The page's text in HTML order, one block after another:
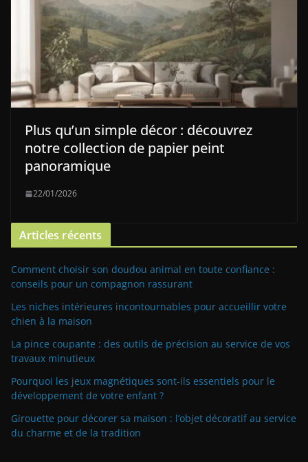
Plus qu’un simple décor : découvrez
notre collection de papier peint
panoramique
22/01/2026
Articles récents
Comment choisir son doudou animal en toute confiance :
conseils pour un compagnon rassurant
Les niches intérieures incontournables pour accueillir votre
chien à la maison
La pince coupante : des outils de précision au service de vos
travaux minutieux
Pourquoi les jeux magnétiques sont-ils essentiels pour le
développement de votre enfant ?
Girouette pour décorer sa maison : l’objet décoratif au service
du charme et de la tradition